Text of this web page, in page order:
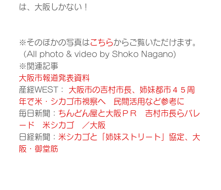
は、大阪しかない！
※そのほかの写真はこちらからご覧いただけます。
（All photo & video by Shoko Nagano)
※関連記事
大阪市報道発表資料
産経WEST： 大阪市の吉村市長、姉妹都市４５周
年で米・シカゴ市視察へ　民間活用など参考に
毎日新聞： ちんどん屋と大阪ＰＲ　吉村市長らパレ
ード　米シカゴ　／大阪
日経新聞： 米シカゴと「姉妹ストリート」協定、大
阪・御堂筋